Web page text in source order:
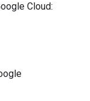
Cloud: